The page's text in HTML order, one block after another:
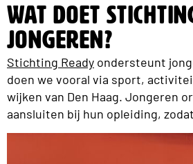
Wat doet
jongeren?
Stichting Ready ondersteunt
doen we vooral via sport,
wijken van Den Haag. Jongeren
aansluiten bij hun opleiding,